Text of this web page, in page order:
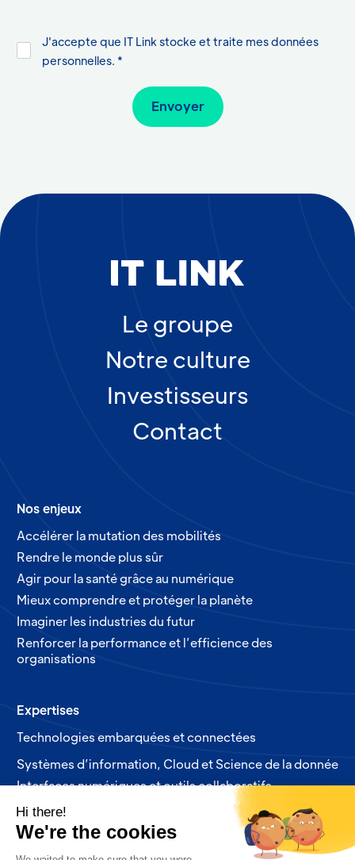
J'accepte que IT Link stocke et traite mes données
personnelles. *
Le groupe
Notre culture
Investisseurs
Contact
Nos enjeux
Accélérer la mutation des mobilités
Rendre le monde plus sûr
Agir pour la santé grâce au numérique
Mieux comprendre et protéger la planète
Imaginer les industries du futur
Renforcer la performance et l’efficience des
organisations
Expertises
Technologies embarquées et connectées
Systèmes d’information, Cloud et Science de la donnée
Interfaces numériques et outils collaboratifs
Nos produits
Nos partenaires